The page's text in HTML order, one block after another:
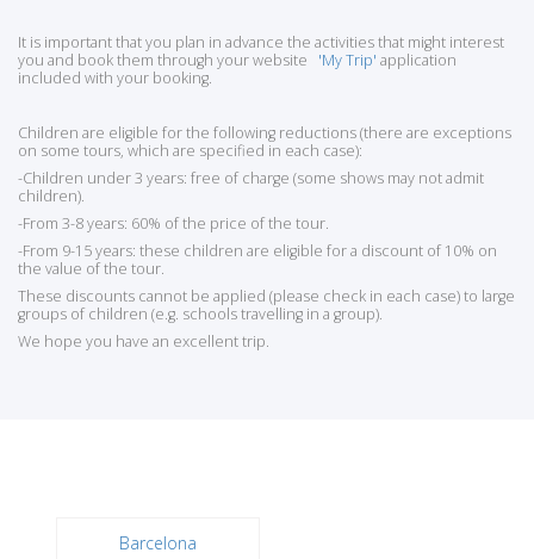
It is important that you plan in advance the activities that might interest
you and book them through your website 'My Trip' application
included with your booking.
Children are eligible for the following reductions (there are exceptions
on some tours, which are specified in each case):
-Children under 3 years: free of charge (some shows may not admit
children).
-From 3-8 years: 60% of the price of the tour.
-From 9-15 years: these children are eligible for a discount of 10% on
the value of the tour.
These discounts cannot be applied (please check in each case) to large
groups of children (e.g. schools travelling in a group).
We hope you have an excellent trip.
Barcelona